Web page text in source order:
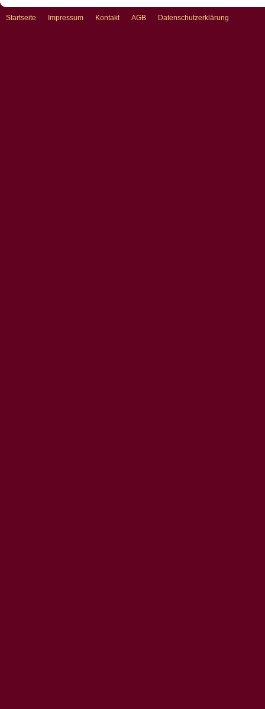
Startseite Impressum Kontakt AGB Datenschutzerklärung